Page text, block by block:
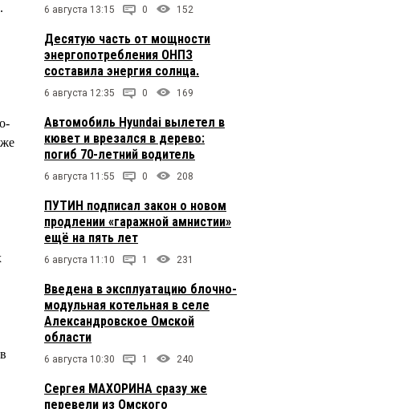
6 августа 13:15 0 152
Десятую часть от мощности
энергопотребления ОНПЗ
составила энергия солнца.
6 августа 12:35 0 169
Автомобиль Hyundai вылетел в
кювет и врезался в дерево:
погиб 70-летний водитель
6 августа 11:55 0 208
ПУТИН подписал закон о новом
продлении «гаражной амнистии»
ещё на пять лет
6 августа 11:10 1 231
Введена в эксплуатацию блочно-
модульная котельная в селе
Александровское Омской
области
6 августа 10:30 1 240
Сергея МАХОРИНА сразу же
перевели из Омского